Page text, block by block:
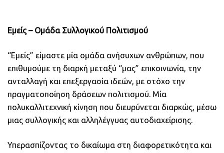
Εμείς – Ομάδα Συλλογικού Πολιτισμού
“Εμείς” είμαστε μία ομάδα ανήσυχων ανθρώπων, που
επιθυμούμε τη διαρκή μεταξύ “μας” επικοινωνία, την
ανταλλαγή και επεξεργασία ιδεών, με στόχο την
πραγματοποίηση δράσεων πολιτισμού. Μία
πολυκαλλιτεχνική κίνηση που διευρύνεται διαρκώς, μέσω
μιας συλλογικής και αλληλέγγυας αυτοδιαχείρισης.
Υπερασπίζοντας το δικαίωμα στη διαφορετικότητα και